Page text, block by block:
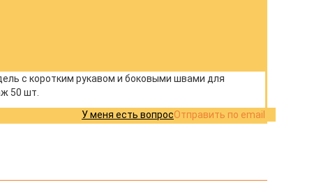
с коротким рукавом и боковыми швами для
50 шт.
Отправить по email
У меня есть вопрос